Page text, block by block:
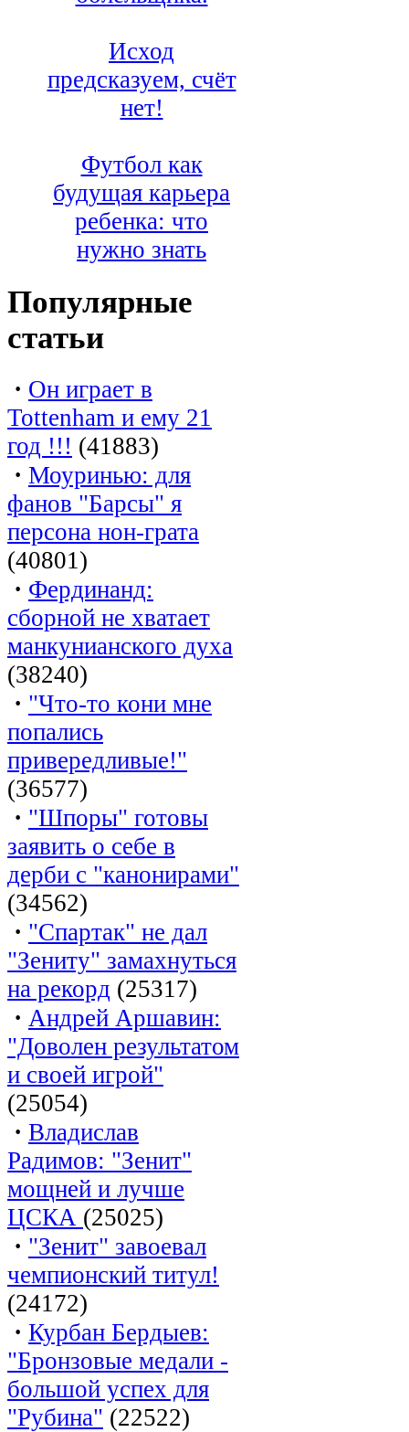
Исход
предсказуем, счёт
нет!
Футбол как
будущая карьера
ребенка: что
нужно знать
Популярные
статьи
· Он играет в
Tottenham и ему 21
год !!! (41883)
· Моуринью: для
фанов "Барсы" я
персона нон-грата
(40801)
· Фердинанд:
сборной не хватает
манкунианского духа
(38240)
· "Что-то кони мне
попались
привередливые!"
(36577)
· "Шпоры" готовы
заявить о себе в
дерби с "канонирами"
(34562)
· "Спартак" не дал
"Зениту" замахнуться
на рекорд (25317)
· Андрей Аршавин:
"Доволен результатом
и своей игрой"
(25054)
· Владислав
Радимов: "Зенит"
мощней и лучше
ЦСКА (25025)
· "Зенит" завоевал
чемпионский титул!
(24172)
· Курбан Бердыев:
"Бронзовые медали -
большой успех для
"Рубина" (22522)